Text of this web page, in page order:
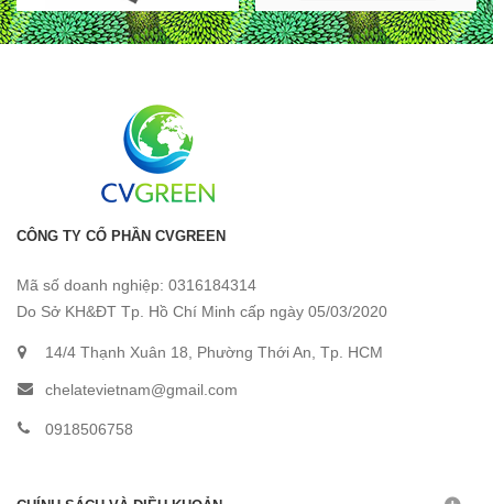
CÔNG TY CỔ PHẦN CVGREEN
Mã số doanh nghiệp: 0316184314
Do Sở KH&ĐT Tp. Hồ Chí Minh cấp ngày 05/03/2020
14/4 Thạnh Xuân 18, Phường Thới An, Tp. HCM
chelatevietnam@gmail.com
0918506758